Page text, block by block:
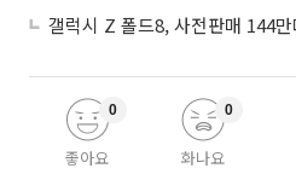
좋아요
0
화나요
0